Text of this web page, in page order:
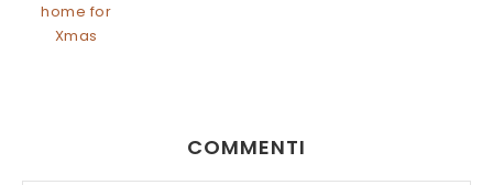
home for
Xmas
COMMENTI